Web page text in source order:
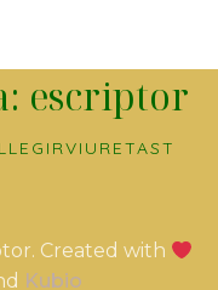
escriptor
VIURETAST
Created with
Kubio